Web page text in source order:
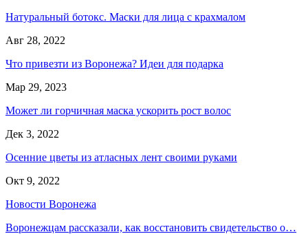
Натуральный ботокс. Маски для лица с крахмалом
Авг 28, 2022
Что привезти из Воронежа? Идеи для подарка
Мар 29, 2023
Может ли горчичная маска ускорить рост волос
Дек 3, 2022
Осенние цветы из атласных лент своими руками
Окт 9, 2022
Новости Воронежа
Воронежцам рассказали, как восстановить свидетельство о…